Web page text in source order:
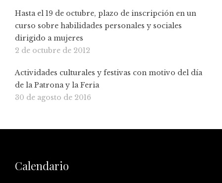
Hasta el 19 de octubre, plazo de inscripción en un
curso sobre habilidades personales y sociales
dirigido a mujeres
2 de octubre de 2012
Actividades culturales y festivas con motivo del día
de la Patrona y la Feria
30 de agosto de 2016
Calendario